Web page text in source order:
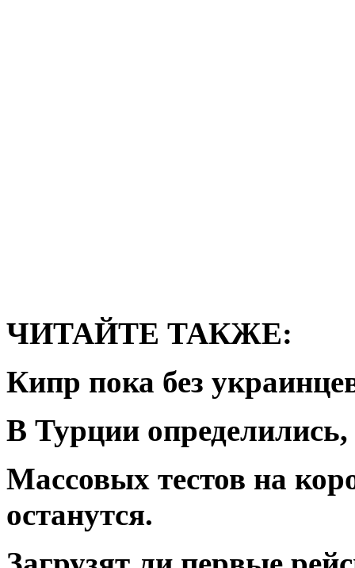
ЧИТАЙТЕ ТАКЖЕ:
Кипр пока без
В Турции
Массовых тестов на
останутся.